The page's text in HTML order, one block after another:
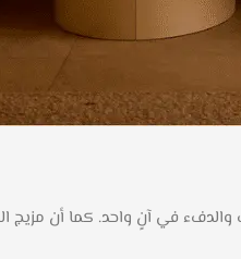
في آنٍ واحد. كما أن